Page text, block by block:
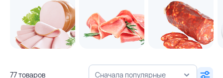
77 товаров Сначала популярные